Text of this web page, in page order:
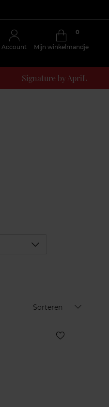
Account Mijn winkelmandje
0
Signature by ApriL
Déplier
Sorteren